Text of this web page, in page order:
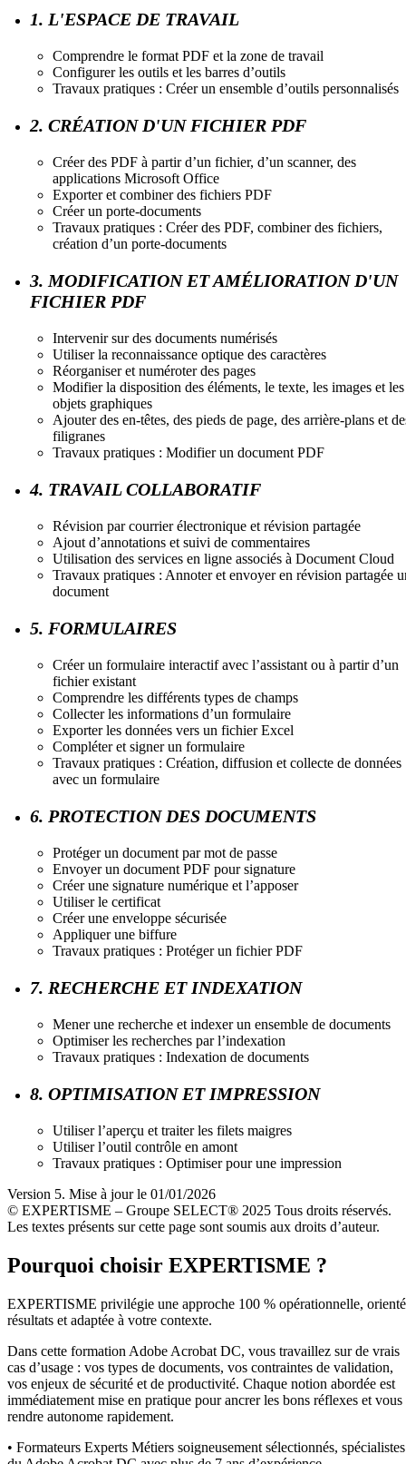
1. L'ESPACE DE TRAVAIL
Comprendre le format PDF et la zone de travail
Configurer les outils et les barres d’outils
Travaux pratiques : Créer un ensemble d’outils personnalisés
2. CRÉATION D'UN FICHIER PDF
Créer des PDF à partir d’un fichier, d’un scanner, des
applications Microsoft Office
Exporter et combiner des fichiers PDF
Créer un porte-documents
Travaux pratiques : Créer des PDF, combiner des fichiers,
création d’un porte-documents
3. MODIFICATION ET AMÉLIORATION D'UN
FICHIER PDF
Intervenir sur des documents numérisés
Utiliser la reconnaissance optique des caractères
Réorganiser et numéroter des pages
Modifier la disposition des éléments, le texte, les images et les
objets graphiques
Ajouter des en-têtes, des pieds de page, des arrière-plans et
filigranes
Travaux pratiques : Modifier un document PDF
4. TRAVAIL COLLABORATIF
Révision par courrier électronique et révision partagée
Ajout d’annotations et suivi de commentaires
Utilisation des services en ligne associés à Document Cloud
Travaux pratiques : Annoter et envoyer en révision partagée
document
5. FORMULAIRES
Créer un formulaire interactif avec l’assistant ou à partir d’un
fichier existant
Comprendre les différents types de champs
Collecter les informations d’un formulaire
Exporter les données vers un fichier Excel
Compléter et signer un formulaire
Travaux pratiques : Création, diffusion et collecte de données
avec un formulaire
6. PROTECTION DES DOCUMENTS
Protéger un document par mot de passe
Envoyer un document PDF pour signature
Créer une signature numérique et l’apposer
Utiliser le certificat
Créer une enveloppe sécurisée
Appliquer une biffure
Travaux pratiques : Protéger un fichier PDF
7. RECHERCHE ET INDEXATION
Mener une recherche et indexer un ensemble de documents
Optimiser les recherches par l’indexation
Travaux pratiques : Indexation de documents
8. OPTIMISATION ET IMPRESSION
Utiliser l’aperçu et traiter les filets maigres
Utiliser l’outil contrôle en amont
Travaux pratiques : Optimiser pour une impression
Version 5. Mise à jour le 01/01/2026
© EXPERTISME – Groupe SELECT® 2025 Tous droits réservés.
Les textes présents sur cette page sont soumis aux droits d’auteur.
Pourquoi choisir EXPERTISME ?
EXPERTISME privilégie une approche 100 % opérationnelle,
résultats et adaptée à votre contexte.
Dans cette formation Adobe Acrobat DC, vous travaillez sur de vrais
cas d’usage : vos types de documents, vos contraintes de validation,
vos enjeux de sécurité et de productivité. Chaque notion abordée est
immédiatement mise en pratique pour ancrer les bons réflexes et vous
rendre autonome rapidement.
• Formateurs Experts Métiers soigneusement sélectionnés, spécialistes